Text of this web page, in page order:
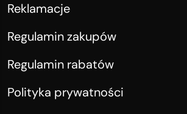
Reklamacje
Regulamin zakupów
Regulamin rabatów
Polityka prywatności